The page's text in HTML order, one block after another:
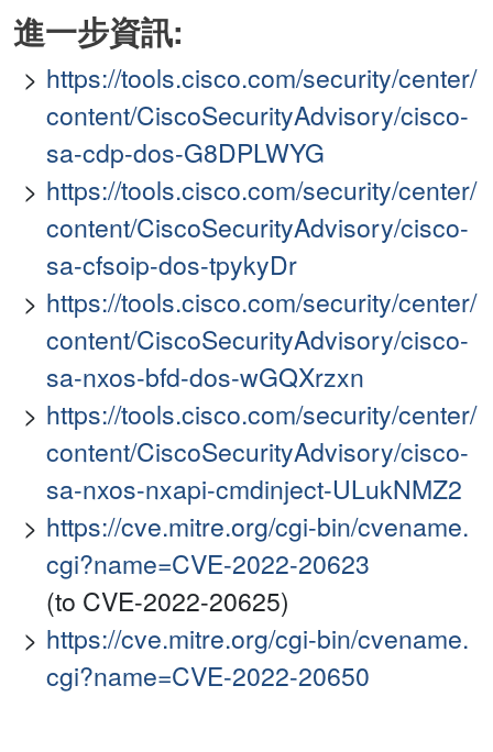
進一步資訊:
https://tools.cisco.com/security/center/
content/CiscoSecurityAdvisory/cisco-
sa-cdp-dos-G8DPLWYG
https://tools.cisco.com/security/center/
content/CiscoSecurityAdvisory/cisco-
sa-cfsoip-dos-tpykyDr
https://tools.cisco.com/security/center/
content/CiscoSecurityAdvisory/cisco-
sa-nxos-bfd-dos-wGQXrzxn
https://tools.cisco.com/security/center/
content/CiscoSecurityAdvisory/cisco-
sa-nxos-nxapi-cmdinject-ULukNMZ2
https://cve.mitre.org/cgi-bin/cvename.
cgi?name=CVE-2022-20623
(to CVE-2022-20625)
https://cve.mitre.org/cgi-bin/cvename.
cgi?name=CVE-2022-20650